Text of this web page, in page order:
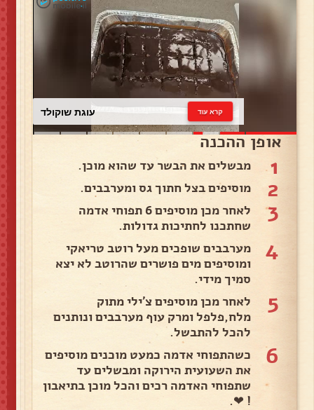
עוגת שוקולד קרא עוד
אופן ההכנה
1 מבשלים את הבשר עד שהוא מוכן.
2 מוסיפים בצל חתוך גס ומערבבים.
3
לאחר מכן מוסיפים 6 תפוחי אדמה
שחתכנו לחתיכות גדולות.
4
מערבבים שופכים מעל רוטב טריאקי
ומוסיפים מים פושרים שהרוטב לא יצא
סמיך מידי.
5
לאחר מכן מוסיפים צ'ילי מתוק
מלח,פלפל ומרק עוף מערבבים ונותנים
להכל להתבשל.
6
כשהתפוחי אדמה כמעט מוכנים מוסיפים
את השעועית הירוקה ומבשלים עד
שתפוחי האדמה רכים והכל מוכן בתיאבון
! ❤.